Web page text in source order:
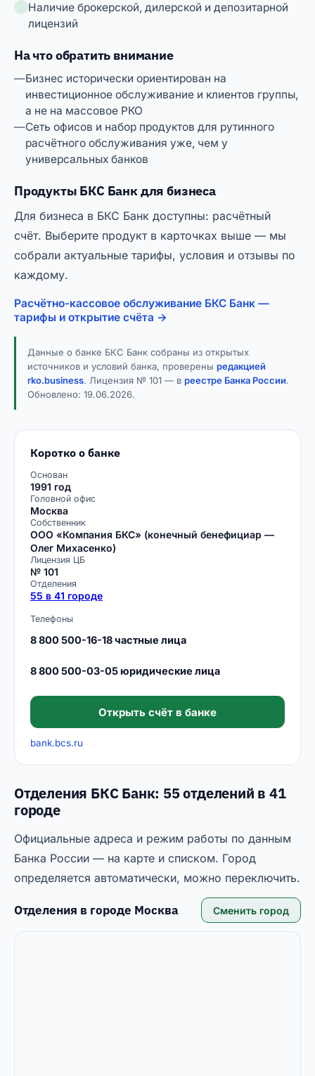
Наличие брокерской, дилерской и депозитарной
лицензий
На что обратить внимание
Бизнес исторически ориентирован на
инвестиционное обслуживание и клиентов группы,
а не на массовое РКО
Сеть офисов и набор продуктов для рутинного
расчётного обслуживания уже, чем у
универсальных банков
Продукты БКС Банк для бизнеса
Для бизнеса в БКС Банк доступны: расчётный
счёт. Выберите продукт в карточках выше — мы
собрали актуальные тарифы, условия и отзывы по
каждому.
Расчётно-кассовое обслуживание БКС Банк —
тарифы и открытие счёта →
Данные о банке БКС Банк собраны из открытых
источников и условий банка, проверены редакцией
rko.business. Лицензия № 101 — в реестре Банка России.
Обновлено: 19.06.2026.
Коротко о банке
Основан
1991 год
Головной офис
Москва
Собственник
ООО «Компания БКС» (конечный бенефициар —
Олег Михасенко)
Лицензия ЦБ
№ 101
Отделения
55 в 41 городе
Телефоны
8 800 500-16-18 частные лица
8 800 500-03-05 юридические лица
Открыть счёт в банке
bank.bcs.ru
Отделения БКС Банк: 55 отделений в 41
городе
Официальные адреса и режим работы по данным
Банка России — на карте и списком. Город
определяется автоматически, можно переключить.
Отделения в городе Москва Сменить город